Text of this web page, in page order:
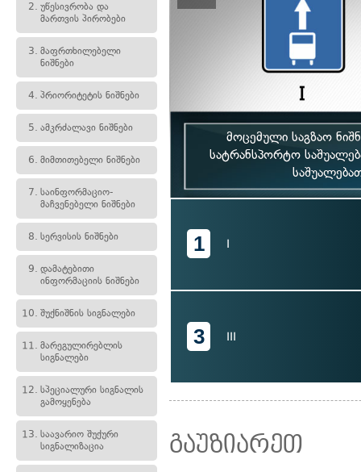
2. უწესივრობა და
მართვის პირობები
3. მაფრთხილებელი
ნიშნები
4. პრიორიტეტის ნიშნები
5. ამკრძალავი ნიშნები
6. მიმთითებელი ნიშნები
7. საინფორმაციო-
მაჩვენებელი ნიშნები
8. სერვისის ნიშნები
9. დამატებითი
ინფორმაციის ნიშნები
10. შუქნიშნის სიგნალები
11. მარეგულირებლის
სიგნალები
12. სპეციალური სიგნალის
გამოყენება
13. საავარიო შუქური
სიგნალიზაცია
მოცემული საგზაო
სატრანსპორტო
1 I
3 III
გაუზიარეთ